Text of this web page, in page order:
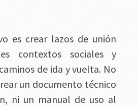
es crear lazos de unión
contextos sociales y
de ida y vuelta. No
un documento técnico
ni un manual de uso al